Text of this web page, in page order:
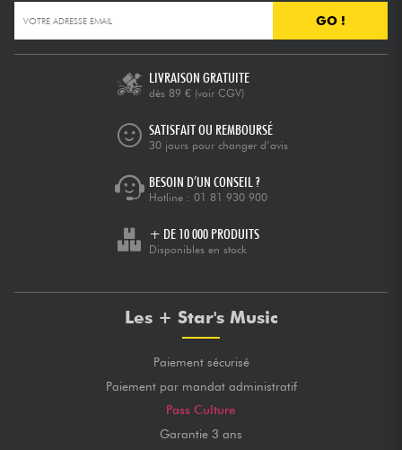
GO !
LIVRAISON GRATUITE
dès 89 € (voir CGV)
SATISFAIT OU REMBOURSÉ
30 jours pour changer d’avis
BESOIN D’UN CONSEIL ?
Hotline : 01 81 930 900
+ DE 10 000 PRODUITS
Disponibles en stock
Les + Star's Music
Paiement sécurisé
Paiement par mandat administratif
Pass Culture
Garantie 3 ans